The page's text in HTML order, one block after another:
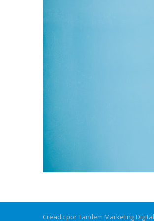
Creado por Tandem Marketing Digital